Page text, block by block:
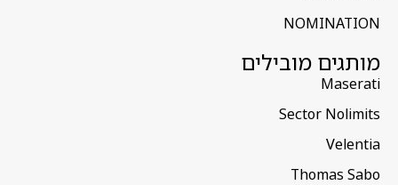
NOMINATION
מותגים מובילים
Maserati
Sector Nolimits
Velentia
Thomas Sabo